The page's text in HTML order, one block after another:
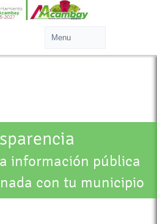
información pública
con tu municipio